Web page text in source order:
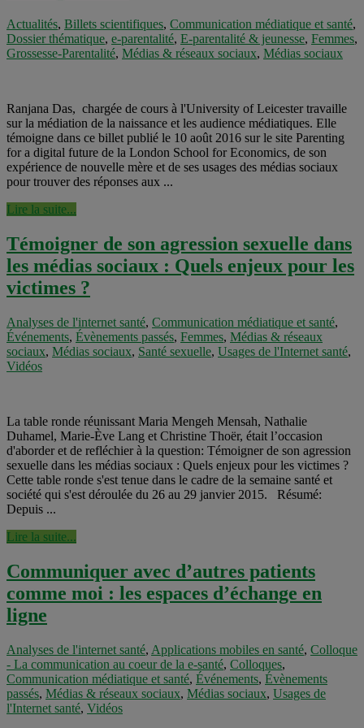
Actualités, Billets scientifiques, Communication médiatique et santé,
Dossier thématique, e-parentalité, E-parentalité & jeunesse, Femmes,
Grossesse-Parentalité, Médias & réseaux sociaux, Médias sociaux
Ranjana Das, chargée de cours à l'University of Leicester travaille
sur la médiation de la naissance et les audience médiatiques. Elle
témoigne dans ce billet publié le 10 août 2016 sur le site Parenting
for a digital future de la London School for Economics, de son
expérience de nouvelle mère et de ses usages des médias sociaux
pour trouver des réponses aux ...
Lire la suite...
Témoigner de son agression sexuelle dans
les médias sociaux : Quels enjeux pour les
victimes ?
Analyses de l'internet santé, Communication médiatique et santé,
Événements, Évènements passés, Femmes, Médias & réseaux
sociaux, Médias sociaux, Santé sexuelle, Usages de l'Internet santé,
Vidéos
La table ronde réunissant Maria Mengeh Mensah, Nathalie
Duhamel, Marie-Ève Lang et Christine Thoër, était l’occasion
d'aborder et de refléchier à la question: Témoigner de son agression
sexuelle dans les médias sociaux : Quels enjeux pour les victimes ?
Cette table ronde s'est tenue dans le cadre de la semaine santé et
société qui s'est déroulée du 26 au 29 janvier 2015. Résumé:
Depuis ...
Lire la suite...
Communiquer avec d’autres patients
comme moi : les espaces d’échange en
ligne
Analyses de l'internet santé, Applications mobiles en santé, Colloque
- La communication au coeur de la e-santé, Colloques,
Communication médiatique et santé, Événements, Évènements
passés, Médias & réseaux sociaux, Médias sociaux, Usages de
l'Internet santé, Vidéos